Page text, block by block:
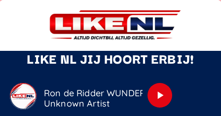
LIKE NL JIJ HOORT ERBIJ!
Ron de Ridder WUNDERSAM
Unknown Artist
play_arrow